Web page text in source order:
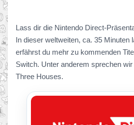
Lass dir die Nintendo Direct-
In dieser weltweiten, ca. 35 Minuten
erfährst du mehr zu kommenden
Switch. Unter anderem sprechen
Three Houses.